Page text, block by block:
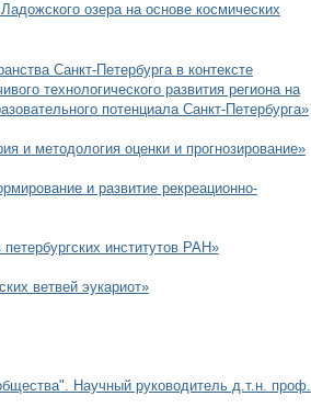
озера на основе космических
Санкт-Петербурга в контексте
технологического развития региона на
потенциала Санкт-Петербурга»
и методология оценки и прогнозирование»
и развитие рекреационно-
институтов РАН»
ветвей эукариот»
Научный руководитель д.т.н. проф.